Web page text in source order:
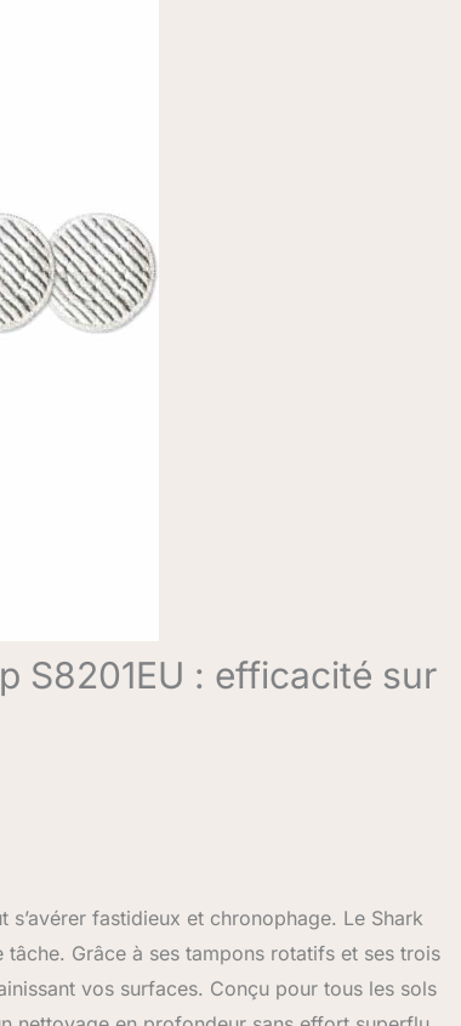
S8201EU : efficacité sur
fastidieux et chronophage. Le Shark
Grâce à ses tampons rotatifs et ses trois
vos surfaces. Conçu pour tous les sols